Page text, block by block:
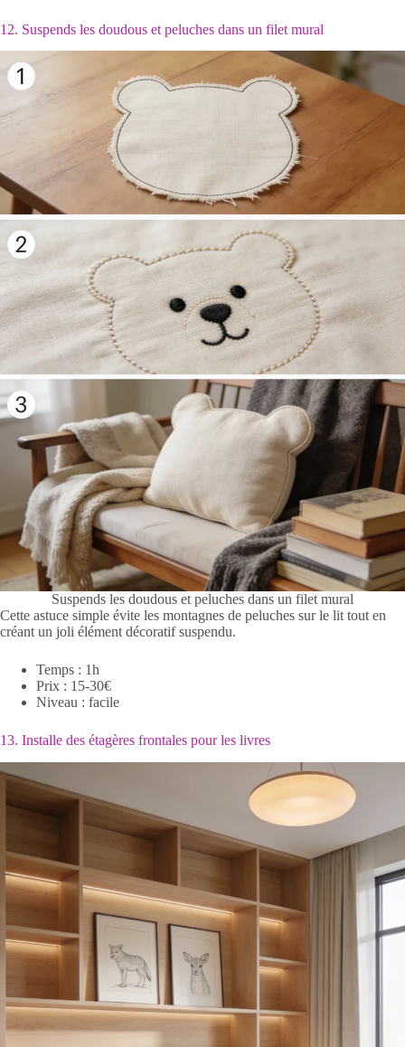
12. Suspends les doudous et peluches dans un filet mural
Suspends les doudous et peluches dans un filet mural
Cette astuce simple évite les montagnes de peluches sur le lit tout en
créant un joli élément décoratif suspendu.
Temps : 1h
Prix : 15-30€
Niveau : facile
13. Installe des étagères frontales pour les livres